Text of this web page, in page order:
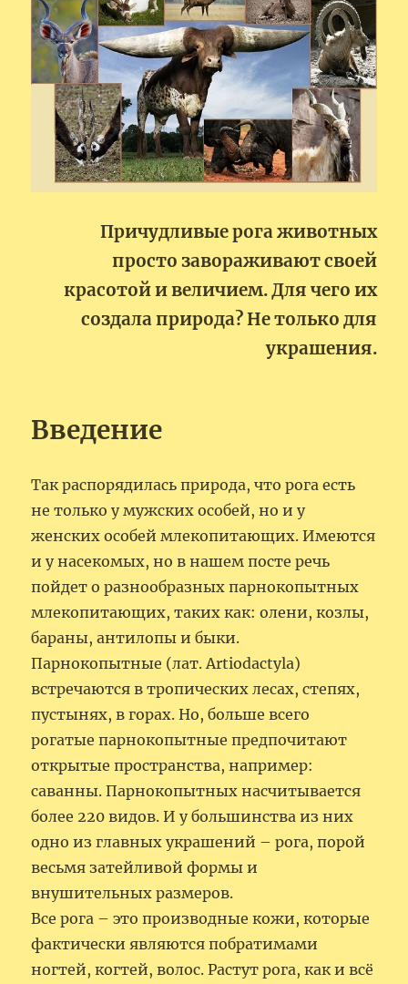
Причудливые рога животных
просто завораживают своей
красотой и величием. Для чего их
создала природа? Не только для
украшения.
Введение
Так распорядилась природа, что рога есть
не только у мужских особей, но и у
женских особей млекопитающих. Имеются
и у насекомых, но в нашем посте речь
пойдет о разнообразных парнокопытных
млекопитающих, таких как: олени, козлы,
бараны, антилопы и быки.
Парнокопытные (лат. Artiodactyla)
встречаются в тропических лесах, степях,
пустынях, в горах. Но, больше всего
рогатые парнокопытные предпочитают
открытые пространства, например:
саванны. Парнокопытных насчитывается
более 220 видов. И у большинства из них
одно из главных украшений – рога, порой
весьмя затейливой формы и
внушительных размеров.
Все рога – это производные кожи, которые
фактически являются побратимами
ногтей, когтей, волос. Растут рога, как и всё